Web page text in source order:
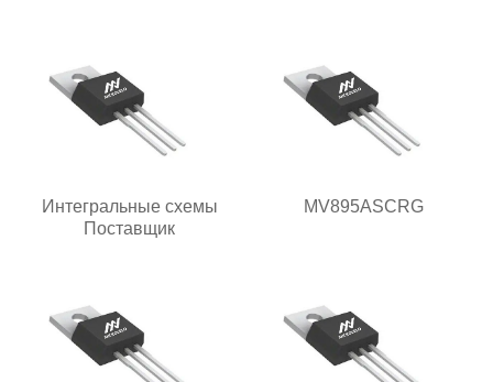
Интегральные схемы
Поставщик
MV895ASCRG